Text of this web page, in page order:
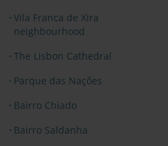
Vila Franca de Xira
neighbourhood
The Lisbon Cathedral
Parque das Nações
Bairro Chiado
Bairro Saldanha